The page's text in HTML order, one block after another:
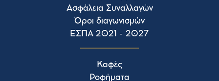
Ασφάλεια Συναλλαγών
Όροι διαγωνισμών
ΕΣΠΑ 2021 - 2027
Καφές
Ροφήματα